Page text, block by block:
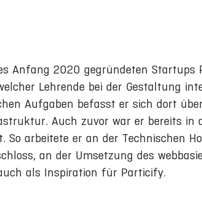
Anfang 2020 gegründeten Startups
Lehrende bei der Gestaltung
Aufgaben befasst er sich dort
Auch zuvor war er bereits in
So arbeitete er an der Technischen
an der Umsetzung des
als Inspiration für Particify.